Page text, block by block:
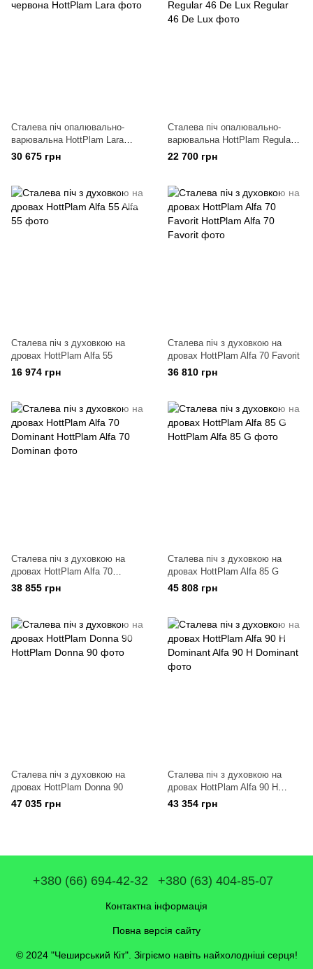
Сталева піч опалювально-
варювальна HottPlam Lara
червона
30 675 грн
Сталева піч опалювально-
варювальна HottPlam Regular
46 De Lux
22 700 грн
Сталева піч з духовкою на
дровах HottPlam Alfa 55
16 974 грн
Сталева піч з духовкою на
дровах HottPlam Alfa 70 Favorit
36 810 грн
Сталева піч з духовкою на
дровах HottPlam Alfa 70
Dominant
38 855 грн
Сталева піч з духовкою на
дровах HottPlam Alfa 85 G
45 808 грн
Сталева піч з духовкою на
дровах HottPlam Donna 90
47 035 грн
Сталева піч з духовкою на
дровах HottPlam Alfa 90 H
Dominant
43 354 грн
+380 (66) 694-42-32 +380 (63) 404-85-07
Контактна інформація
Повна версія сайту
© 2024 "Чеширський Кіт". Зігріємо навіть найхолодніші серця!